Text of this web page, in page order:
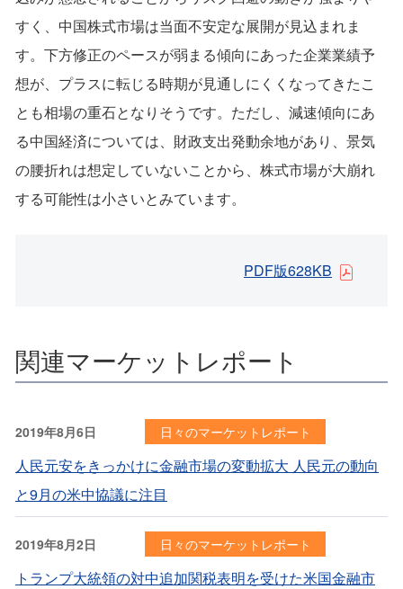
すく、中国株式市場は当面不安定な展開が見込まれま
す。下方修正のペースが弱まる傾向にあった企業業績予
想が、プラスに転じる時期が見通しにくくなってきたこ
とも相場の重石となりそうです。ただし、減速傾向にあ
る中国経済については、財政支出発動余地があり、景気
の腰折れは想定していないことから、株式市場が大崩れ
する可能性は小さいとみています。
PDF版628KB
関連マーケットレポート
2019年8月6日 日々のマーケットレポート
人民元安をきっかけに金融市場の変動拡大 人民元の動向
と9月の米中協議に注目
2019年8月2日 日々のマーケットレポート
トランプ大統領の対中追加関税表明を受けた米国金融市